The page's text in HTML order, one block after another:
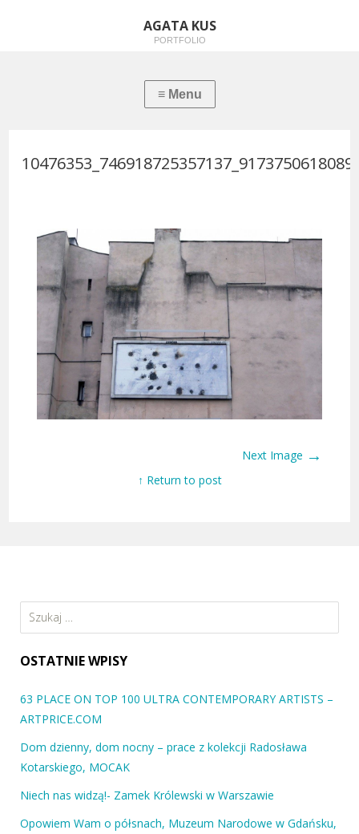
AGATA KUS
PORTFOLIO
Next Image →
↑ Return to post
Szukaj:
OSTATNIE WPISY
63 PLACE ON TOP 100 ULTRA CONTEMPORARY ARTISTS –
ARTPRICE.COM
Dom dzienny, dom nocny – prace z kolekcji Radosława
Kotarskiego, MOCAK
Niech nas widzą!- Zamek Królewski w Warszawie
Opowiem Wam o półsnach, Muzeum Narodowe w Gdańsku,